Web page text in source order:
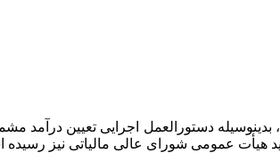
هیأت عمومی شورای عالی مالیاتی نیز